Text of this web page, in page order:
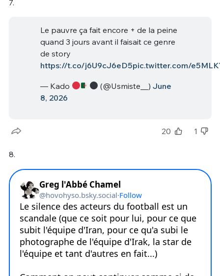
7.
Le pauvre ça fait encore + de la peine
quand 3 jours avant il faisait ce genre
de story
https://t.co/j6U9cJ6eD5pic.twitter.com/
— Kado (@Usmiste__)June
8, 2026
20 1
8.